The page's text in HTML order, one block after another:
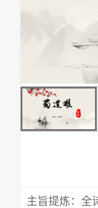
主旨提炼：全